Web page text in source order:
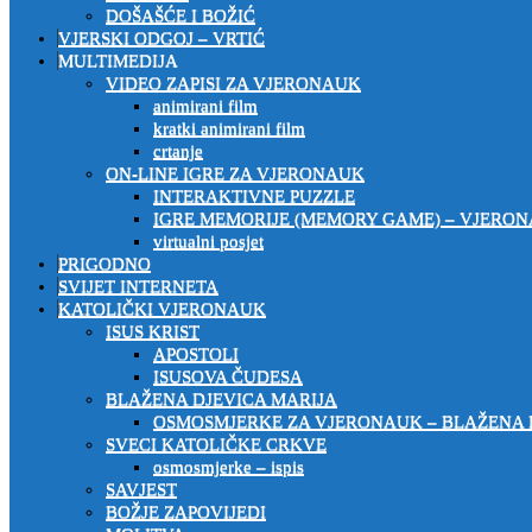
DOŠAŠĆE I BOŽIĆ
VJERSKI ODGOJ – VRTIĆ
MULTIMEDIJA
VIDEO ZAPISI ZA VJERONAUK
animirani film
kratki animirani film
crtanje
ON-LINE IGRE ZA VJERONAUK
INTERAKTIVNE PUZZLE
IGRE MEMORIJE (MEMORY GAME) –
virtualni posjet
PRIGODNO
SVIJET INTERNETA
KATOLIČKI VJERONAUK
ISUS KRIST
APOSTOLI
ISUSOVA ČUDESA
BLAŽENA DJEVICA MARIJA
OSMOSMJERKE ZA VJERONAUK – BLAŽENA
SVECI KATOLIČKE CRKVE
osmosmjerke – ispis
SAVJEST
BOŽJE ZAPOVIJEDI